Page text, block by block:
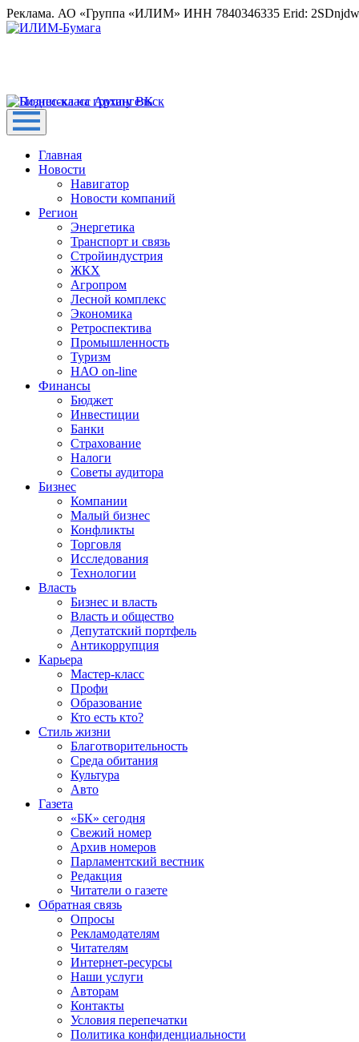
Реклама. АО «Группа «ИЛИМ» ИНН 7840346335 Erid:
Главная
Новости
Навигатор
Новости компаний
Регион
Энергетика
Транспорт и связь
Стройиндустрия
ЖКХ
Агропром
Лесной комплекс
Экономика
Ретроспектива
Промышленность
Туризм
НАО on-line
Финансы
Бюджет
Инвестиции
Банки
Страхование
Налоги
Советы аудитора
Бизнес
Компании
Малый бизнес
Конфликты
Торговля
Исследования
Технологии
Власть
Бизнес и власть
Власть и общество
Депутатский портфель
Антикоррупция
Карьера
Мастер-класс
Профи
Образование
Кто есть кто?
Стиль жизни
Благотворительность
Среда обитания
Культура
Авто
Газета
«БК» сегодня
Свежий номер
Архив номеров
Парламентский вестник
Редакция
Читатели о газете
Обратная связь
Опросы
Рекламодателям
Читателям
Интернет-ресурсы
Наши услуги
Авторам
Контакты
Условия перепечатки
Политика конфиденциальности